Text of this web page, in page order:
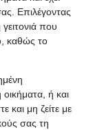
Επιλέγοντας
που
καθώς το
οικήματα, ή και
και μη ζείτε με
σας τη